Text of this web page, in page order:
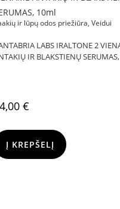
ir lūpų odos priežiūra,Veidui
LABS IRALTONE 2
IR BLAKSTIENŲ
€
Į KREPŠELĮ